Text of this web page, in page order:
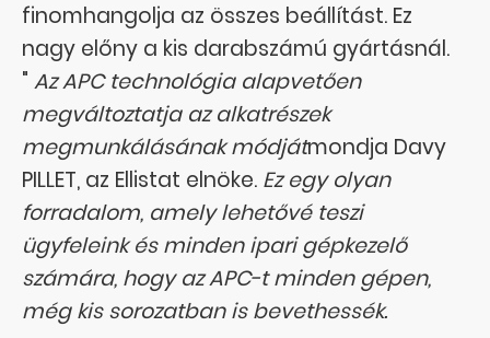
finomhangolja az összes beállítást. Ez
nagy előny a kis darabszámú gyártásnál.
" Az APC technológia alapvetően
megváltoztatja az alkatrészek
megmunkálásának módjátmondja Davy
PILLET, az Ellistat elnöke. Ez egy olyan
forradalom, amely lehetővé teszi
ügyfeleink és minden ipari gépkezelő
számára, hogy az APC-t minden gépen,
még kis sorozatban is bevethessék.